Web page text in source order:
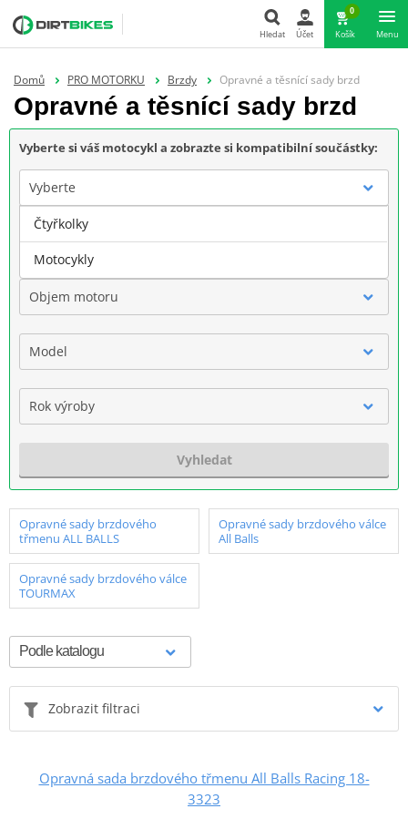
Hledat
Hledat Účet
0
Košík Menu
Domů PRO MOTORKU Brzdy Opravné a těsnící sady brzd
Opravné a těsnící sady brzd
Vyberte si váš motocykl a zobrazte si kompatibilní součástky:
Vyberte
Značka
Objem motoru
Model
Rok výroby
Vyhledat
Opravné sady brzdového
třmenu ALL BALLS
Opravné sady brzdového válce
All Balls
Opravné sady brzdového válce
TOURMAX
Zobrazit filtraci
Opravná sada brzdového třmenu All Balls Racing 18-
3323
Čtyřkolky
Motocykly